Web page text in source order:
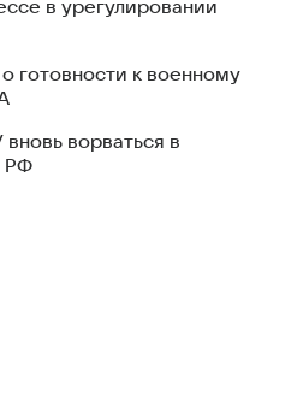
в урегулировании
к военному
ворваться в
РФ